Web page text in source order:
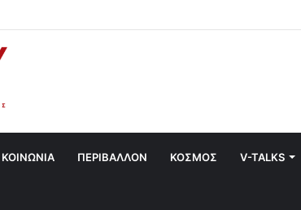
ΚΟΙΝΩΝΙΑ ΠΕΡΙΒΑΛΛΟΝ ΚΟΣΜΟΣ V-TALKS